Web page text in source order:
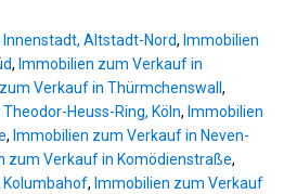
Altstadt-Nord, Immobilien
, Immobilien zum Verkauf in
Verkauf in Thürmchenswall ,
Heuss-Ring, Köln, Immobilien
, Immobilien zum Verkauf in Neven-
zum Verkauf in Komödienstraße,
Kolumbahof, Immobilien zum Verkauf